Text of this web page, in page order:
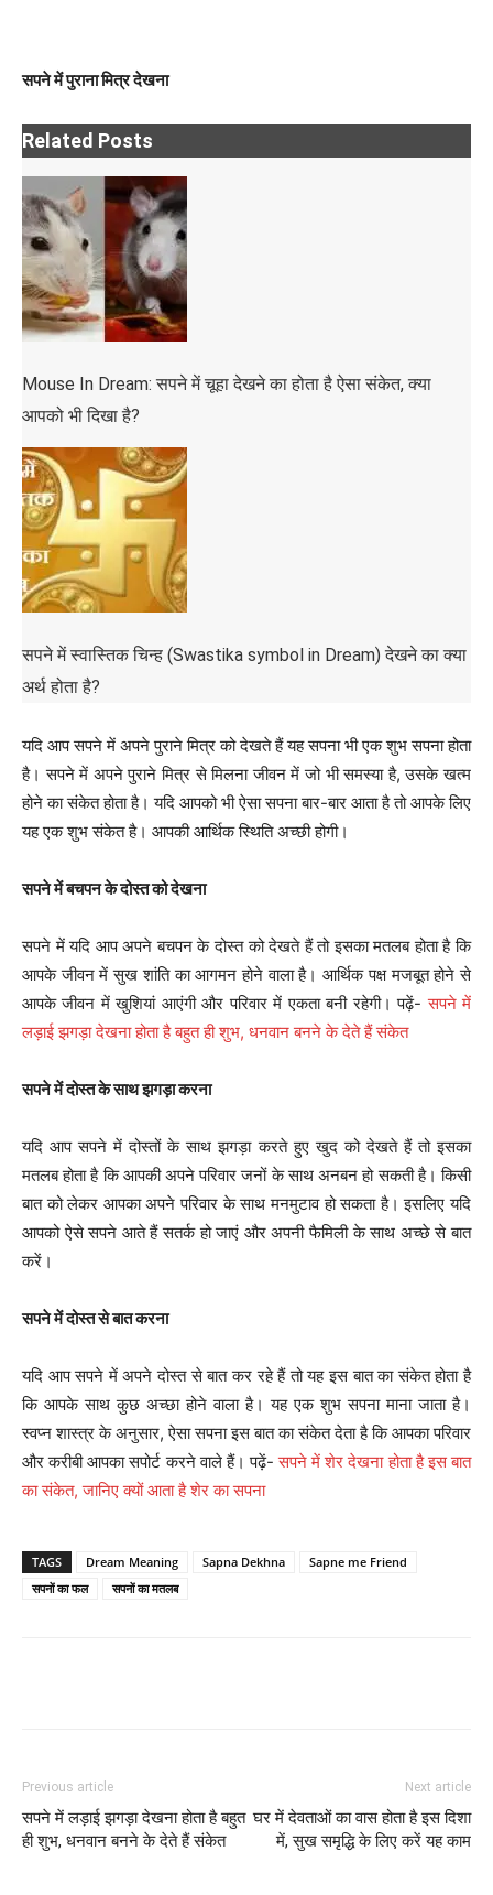
सपने में पुराना मित्र देखना
Related Posts
Mouse In Dream: सपने में चूहा देखने का होता है ऐसा संकेत, क्या
आपको भी दिखा है?
सपने में स्वास्तिक चिन्ह (Swastika symbol in Dream) देखने का क्या
अर्थ होता है?
यदि आप सपने में अपने पुराने मित्र को देखते हैं यह सपना भी एक शुभ सपना होता
है। सपने में अपने पुराने मित्र से मिलना जीवन में जो भी समस्या है, उसके खत्म
होने का संकेत होता है। यदि आपको भी ऐसा सपना बार-बार आता है तो आपके लिए
यह एक शुभ संकेत है। आपकी आर्थिक स्थिति अच्छी होगी।
सपने में बचपन के दोस्त को देखना
सपने में यदि आप अपने बचपन के दोस्त को देखते हैं तो इसका मतलब होता है कि
आपके जीवन में सुख शांति का आगमन होने वाला है। आर्थिक पक्ष मजबूत होने से
आपके जीवन में खुशियां आएंगी और परिवार में एकता बनी रहेगी। पढ़ें-सपने में
लड़ाई झगड़ा देखना होता है बहुत ही शुभ, धनवान बनने के देते हैं संकेत
सपने में दोस्त के साथ झगड़ा करना
यदि आप सपने में दोस्तों के साथ झगड़ा करते हुए खुद को देखते हैं तो इसका
मतलब होता है कि आपकी अपने परिवार जनों के साथ अनबन हो सकती है। किसी
बात को लेकर आपका अपने परिवार के साथ मनमुटाव हो सकता है। इसलिए यदि
आपको ऐसे सपने आते हैं सतर्क हो जाएं और अपनी फैमिली के साथ अच्छे से बात
करें।
सपने में दोस्त से बात करना
यदि आप सपने में अपने दोस्त से बात कर रहे हैं तो यह इस बात का संकेत होता है
कि आपके साथ कुछ अच्छा होने वाला है। यह एक शुभ सपना माना जाता है।
स्वप्न शास्त्र के अनुसार, ऐसा सपना इस बात का संकेत देता है कि आपका परिवार
और करीबी आपका सपोर्ट करने वाले हैं। पढ़ें-सपने में शेर देखना होता है इस बात
का संकेत, जानिए क्यों आता है शेर का सपना
TAGS Dream Meaning Sapna Dekhna
Sapne me Friend
सपनों का फल
सपनों का मतलब
Previous article
सपने में लड़ाई झगड़ा देखना होता है बहुत
ही शुभ, धनवान बनने के देते हैं संकेत
Next article
घर में देवताओं का वास होता है इस दिशा
में, सुख समृद्धि के लिए करें यह काम